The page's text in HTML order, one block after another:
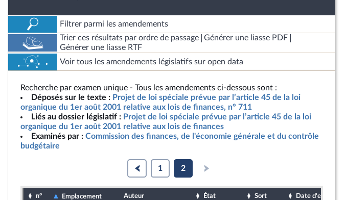
Filtrer parmi les amendements
Trier ces résultats par ordre de passage
Générer une liasse PDF
Générer une liasse RTF
Voir tous les amendements législatifs sur open data
Recherche par examen unique - Tous les amendements ci-dessous sont :
Déposés sur le texte : Projet de loi spéciale prévue par l’article 45 de la loi
organique du 1er août 2001 relative aux lois de finances, n° 711
Liés au dossier législatif : Projet de loi spéciale prévue par l’article 45 de la loi
organique du 1er août 2001 relative aux lois de finances
Examinés par : Commission des finances, de l'économie générale et du contrôle
budgétaire
1 2
n° Emplacement Auteur État Sort Date d'examen